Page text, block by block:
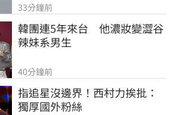
33分鐘前
韓團連5年來台　他濃妝變澀谷
辣妹系男生
40分鐘前
指追星沒邊界！西村力挨批：
獨厚國外粉絲